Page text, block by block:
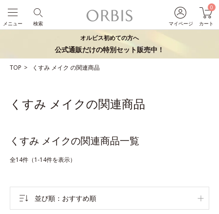
マイページ
0
カート
検索
メニュー
オルビス初めての方へ
公式通販だけの特別セット販売中！
TOP くすみ メイク の関連商品
くすみ メイクの関連商品
くすみ メイクの関連商品一覧
全14件（1-14件を表示）
並び順 おすすめ順